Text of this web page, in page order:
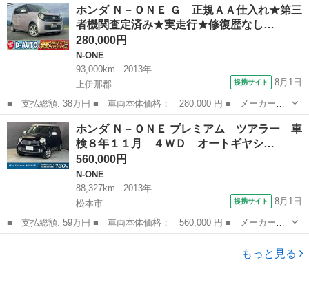
名： スパーダハイブリッド Ｇ・ＥＸ ホンダセンシング わくわ
くゲート...
長野 松本市 ステップワゴン
ホンダ Ｎ－ＯＮＥ Ｇ 正規ＡＡ仕入れ★第三
者機関査定済み★実走行★修復歴なし…
280,000円
N-ONE
93,000km
2013年
上伊那郡
提携サイト 8月1日
■ 支払総額: 38万円 ■ 車両本体価格： 280,000 円 ■ メーカー
名： ホンダ ■ 車種名： Ｎ－ＯＮＥ ■ グレード名： Ｇ 正規
ＡＡ仕入れ★第三者機関査定済み★実走行★修復歴なし★車検２年★
法定整備★プッシ...
長野 上伊那郡 N-ONE
ホンダ Ｎ－ＯＮＥ プレミアム ツアラー 車
検８年１１月 ４ＷＤ オートギヤシ…
560,000円
N-ONE
88,327km
2013年
松本市
提携サイト 8月1日
■ 支払総額: 59万円 ■ 車両本体価格： 560,000 円 ■ メーカー
名： ホンダ ■ 車種名： Ｎ－ＯＮＥ ■ グレード名： プレミア
ム ツアラー 車検８年１１月 ４ＷＤ オートギヤシフト スマー
もっと見る